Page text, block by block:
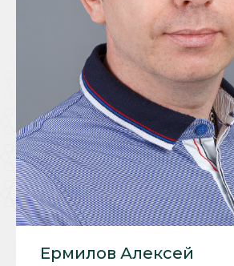
Ермилов Алексей